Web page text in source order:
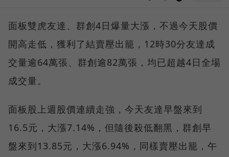
面板雙虎友達、群創4日爆量大漲，不過今天股價
開高走低，獲利了結賣壓出籠，12時30分友達成
交量逾64萬張、群創逾82萬張，均已超越4日全場
成交量。
面板股上週股價連續走強，今天友達早盤來到
16.5元，大漲7.14%，但隨後殺低翻黑，群創早
盤來到13.85元，大漲6.94%，同樣賣壓出籠，午